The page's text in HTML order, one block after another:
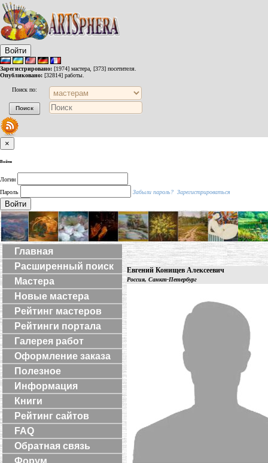
Войти
Зарегистрировано: [1974] мастера, [373] посетителя.
Опубликовано: [32814] работы.
Поиск по:
×
Войти
Логин
Пароль
Забыли пароль? Зарегистрироваться
Войти
Главная
Расширенный поиск
Мастера
Новые мастера
Рейтинг мастеров
Рейтинги портала
Галерея работ
Оформление заказа
Полезное
Информация
Книги
Рейтинг сайтов
FAQ
Обратная связь
Евгений Конищев Алексеевич
Россия, Санкт-Петербург